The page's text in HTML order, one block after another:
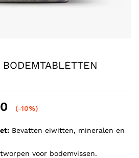
Prijsklasse:
tot
(-10%)
Bevatten eiwitten, mineralen en
voor bodemvissen.